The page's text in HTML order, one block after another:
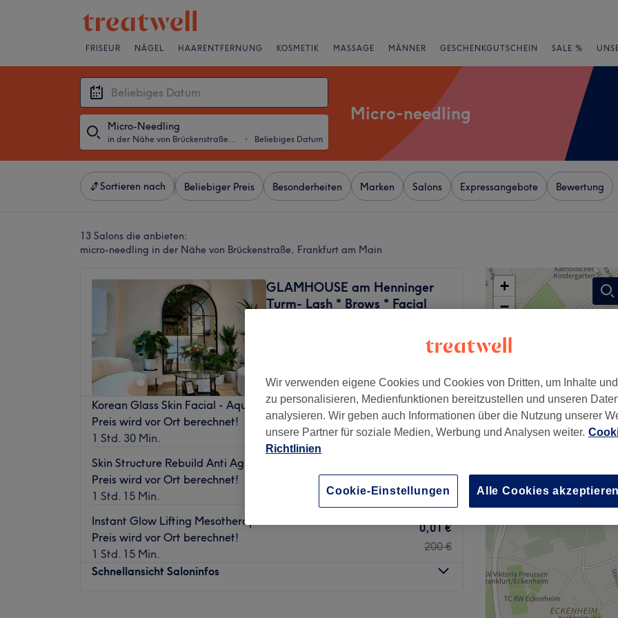
FRISEUR NÄGEL HAARENTFERNUNG KOSMETIK MASSAGE MÄNNER GESCHENKGUTSCHEIN SALE %
Micro-Needling
in der Nähe von Brückenstraße, Frankfurt am Main ・ Beliebiges Datum
Micro-needling
Sortieren nach Beliebiger Preis Besonderheiten Marken Salons Expressangebote Bewertung
13 Salons die anbieten:
micro-needling in der Nähe von Brückenstraße, Frankfurt am Main
GLAMHOUSE am Henninger
Turm- Lash * Brows * Facial
Korean Glass Skin Facial - Aqua Facial & Microneedling - ! voller
Preis wird vor Ort berechnet!
1 Std. 30 Min.
0,01 €
210 €
Skin Structure Rebuild Anti Aging with Microneedling - ! voller
Preis wird vor Ort berechnet!
1 Std. 15 Min.
170 €
Instant Glow Lifting Mesotherapie - for wrinkle skin - ! voller
Preis wird vor Ort berechnet!
1 Std. 15 Min.
0,01 €
200 €
Schnellansicht Saloninfos
+
−
Wir verwenden eigene Cookies und Cookies von Dritten, um Inhalte
zu personalisieren, Medienfunktionen bereitzustellen und unseren
analysieren. Wir geben auch Informationen über die Nutzung unserer
unsere Partner für soziale Medien, Werbung und Analysen weiter.
Richtlinien
Cookie-Einstellungen Alle Cookies